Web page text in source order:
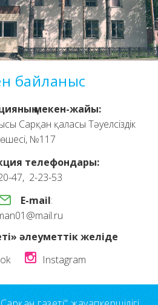
байланыс
мекен-жайы:
Сарқан қаласы Тәуелсіздік
№117
телефондары:
47, 2-23-53
E-mail:
әлеуметтік желіде
Instagram